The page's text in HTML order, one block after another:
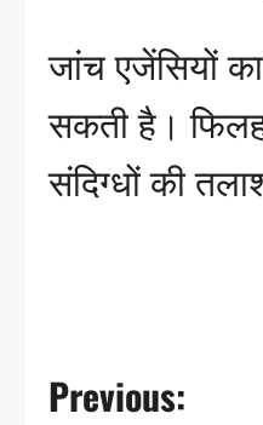
जांच एजेंसियों
सकती है।
संदिग्धों की
P
Previous: